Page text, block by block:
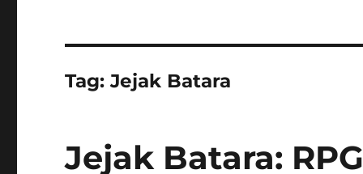
Tag:Jejak Batara
Jejak Batara: